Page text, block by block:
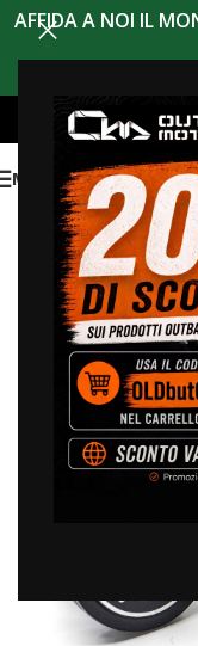
AFFIDA A NOI IL
MENU